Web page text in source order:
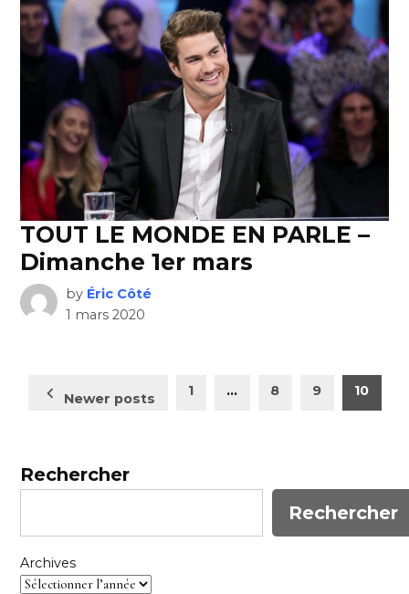
TOUT LE MONDE EN PARLE –
Dimanche 1er mars
by Éric Côté
1 mars 2020
Pagination
Newer posts 1 … 8 9 10
Rechercher
Rechercher
Archives